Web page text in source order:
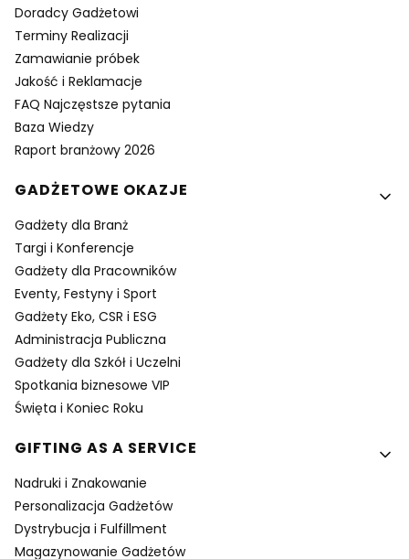
Doradcy Gadżetowi
Terminy Realizacji
Zamawianie próbek
Jakość i Reklamacje
FAQ Najczęstsze pytania
Baza Wiedzy
Raport branżowy 2026
GADŻETOWE OKAZJE
Gadżety dla Branż
Targi i Konferencje
Gadżety dla Pracowników
Eventy, Festyny i Sport
Gadżety Eko, CSR i ESG
Administracja Publiczna
Gadżety dla Szkół i Uczelni
Spotkania biznesowe VIP
Święta i Koniec Roku
GIFTING AS A SERVICE
Nadruki i Znakowanie
Personalizacja Gadżetów
Dystrybucja i Fulfillment
Magazynowanie Gadżetów